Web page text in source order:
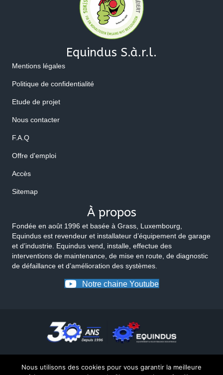
Equindus S.à.r.l.
Mentions légales
Politique de confidentialité
Etude de projet
Nous contacter
F.A.Q
Offre d'emploi
Accès
Sitemap
À propos
Fondée en août 1996 et basée à Grass, Luxembourg,
Equindus est revendeur et installateur d’équipement de garage
et d’industrie. Equindus vend, installe, effectue des
interventions de maintenance, de mise en route, de diagnostic
de défaillance et d’amélioration des systèmes.
Notre chaine Youtube
Nous utilisons des cookies pour vous garantir la meilleure